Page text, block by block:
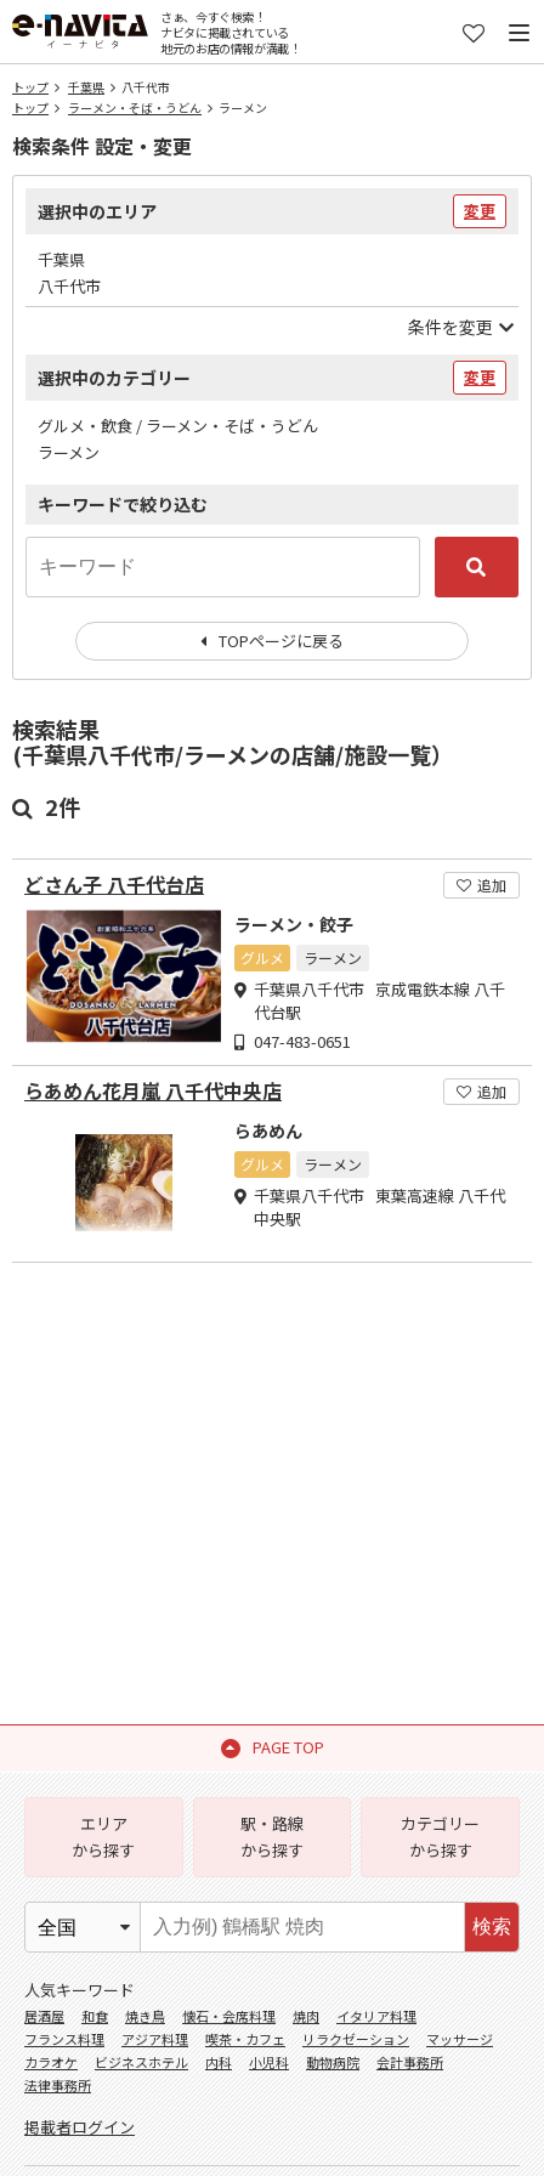
さぁ、今すぐ検索！
ナビタに掲載されている
地元のお店の情報が満載！
トップ 千葉県
八千代市
トップ
ラーメン・そば・うどん ラーメン
検索結果
(千葉県八千代市/ラーメンの店舗/施設一覧）
2件
どさん子 八千代台店 追加
ラーメン・餃子
グルメ ラーメン
千葉県八千代市 京成電鉄本線 八千
代台駅
047-483-0651
らあめん花月嵐 八千代中央店 追加
らあめん
グルメ ラーメン
千葉県八千代市 東葉高速線 八千代
中央駅
検索条件 設定・変更
選択中のエリア 変更
千葉県
八千代市
条件を変更
選択中のカテゴリー 変更
グルメ・飲食 / ラーメン・そば・うどん
ラーメン
キーワードで絞り込む
TOPページに戻る
PAGE TOP
エリア
から探す
駅・路線
から探す
カテゴリー
から探す
検索
人気キーワード
居酒屋 和食 焼き鳥 懐石・会席料理 焼肉
イタリア料理
フランス料理
アジア料理 喫茶・カフェ リラクゼーション
マッサージ
カラオケ
ビジネスホテル 内科 小児科 動物病院
会計事務所
法律事務所
掲載者ログイン